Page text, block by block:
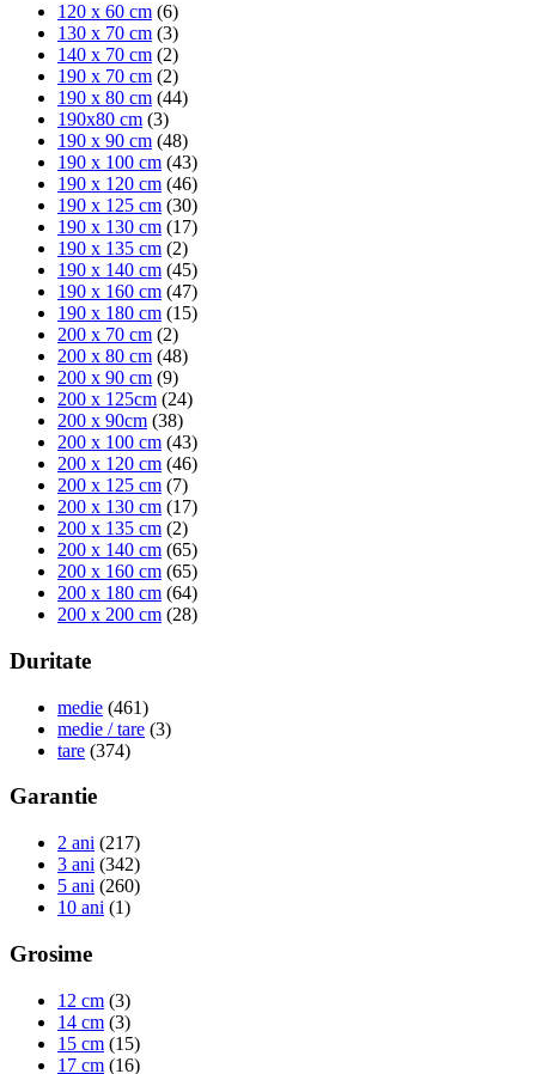
120 x 60 cm (6)
130 x 70 cm (3)
140 x 70 cm (2)
190 x 70 cm (2)
190 x 80 cm (44)
190x80 cm (3)
190 x 90 cm (48)
190 x 100 cm (43)
190 x 120 cm (46)
190 x 125 cm (30)
190 x 130 cm (17)
190 x 135 cm (2)
190 x 140 cm (45)
190 x 160 cm (47)
190 x 180 cm (15)
200 x 70 cm (2)
200 x 80 cm (48)
200 x 90 cm (9)
200 x 125cm (24)
200 x 90cm (38)
200 x 100 cm (43)
200 x 120 cm (46)
200 x 125 cm (7)
200 x 130 cm (17)
200 x 135 cm (2)
200 x 140 cm (65)
200 x 160 cm (65)
200 x 180 cm (64)
200 x 200 cm (28)
Duritate
medie (461)
medie / tare (3)
tare (374)
Garantie
2 ani (217)
3 ani (342)
5 ani (260)
10 ani (1)
Grosime
12 cm (3)
14 cm (3)
15 cm (15)
17 cm (16)